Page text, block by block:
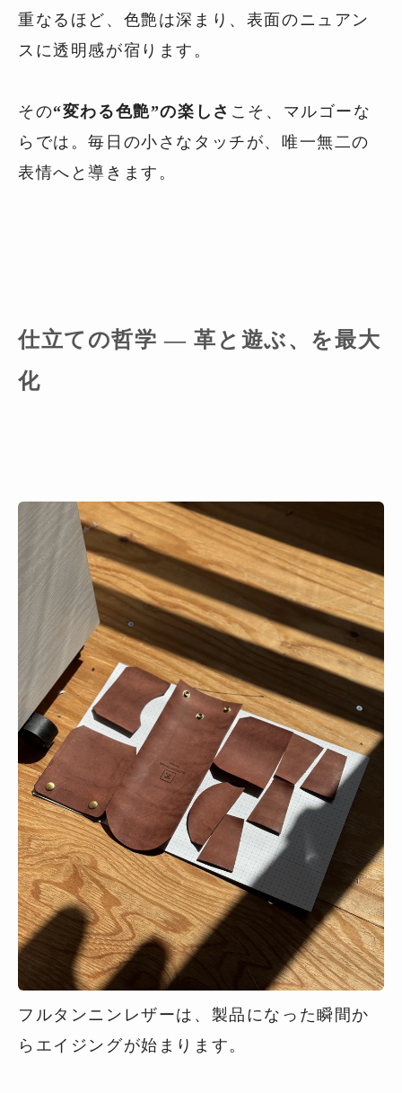
重なるほど、色艶は深まり、表面のニュアン
スに透明感が宿ります。
その“変わる色艶”の楽しさ こそ、マルゴーな
らでは。毎日の小さなタッチが、唯一無二の
表情へと導きます。
仕立ての哲学 ― 革と遊ぶ、を最大
化
フルタンニンレザーは、製品になった瞬間か
らエイジングが始まります。